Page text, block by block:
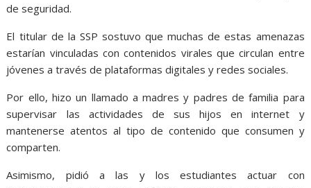
de seguridad.
El titular de la SSP sostuvo que muchas de estas amenazas
estarían vinculadas con contenidos virales que circulan entre
jóvenes a través de plataformas digitales y redes sociales.
Por ello, hizo un llamado a madres y padres de familia para
supervisar las actividades de sus hijos en internet y
mantenerse atentos al tipo de contenido que consumen y
comparten.
Asimismo, pidió a las y los estudiantes actuar con